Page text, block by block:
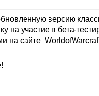
версию
на участие в бета-
на сайте